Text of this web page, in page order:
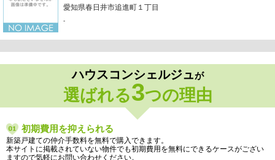
愛知県春日井市追進町１丁目
-
ハウスコンシェルジュが
選ばれる3つの理由
初期費用を抑えられる
新築戸建ての仲介手数料を無料で購入できます。
本サイトに掲載されていない物件でも初期費用を無料にできるケースがござい
ますので気軽にお問い合わせください。